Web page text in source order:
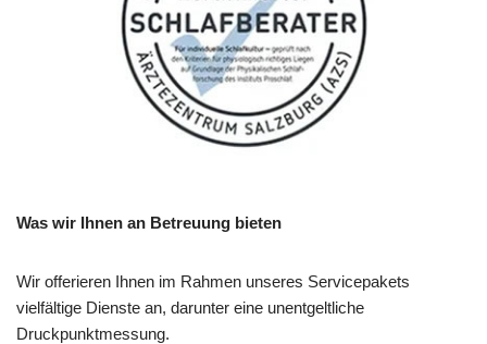
Was wir Ihnen an Betreuung bieten
Wir offerieren Ihnen im Rahmen unseres Servicepakets
vielfältige Dienste an, darunter eine unentgeltliche
Druckpunktmessung.